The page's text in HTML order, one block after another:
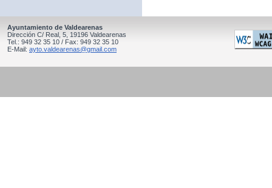
Ayuntamiento de Valdearenas
Dirección C/ Real, 5, 19196 Valdearenas
Tel.: 949 32 35 10 / Fax: 949 32 35 10
E-Mail: ayto.valdearenas@gmail.com